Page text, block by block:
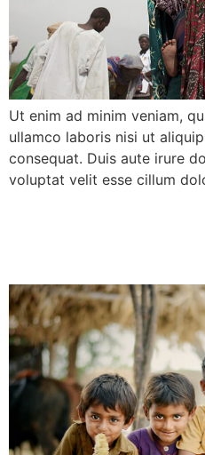
Ut enim ad minim veniam,
ullamco laboris nisi ut
consequat. Duis aute irure
voluptat velit esse cillum